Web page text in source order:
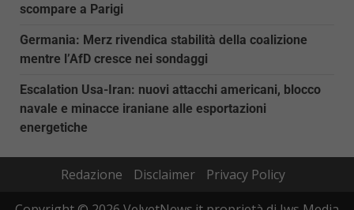
scompare a Parigi
Germania: Merz rivendica stabilità della coalizione
mentre l’AfD cresce nei sondaggi
Escalation Usa-Iran: nuovi attacchi americani, blocco
navale e minacce iraniane alle esportazioni
energetiche
Redazione Disclaimer
Privacy Policy